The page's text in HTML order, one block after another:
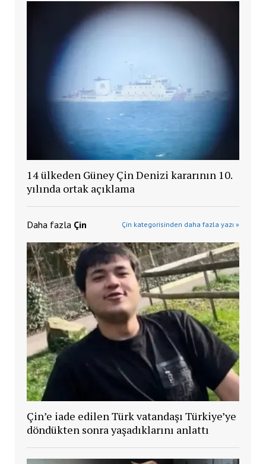
14 ülkeden Güney Çin Denizi kararının 10.
yılında ortak açıklama
Daha fazla Çin Çin kategorisinden daha fazla yazı »
Çin’e iade edilen Türk vatandaşı Türkiye’ye
döndükten sonra yaşadıklarını anlattı